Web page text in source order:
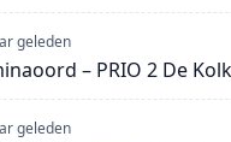
geleden
– PRIO 2 De Kolk
geleden